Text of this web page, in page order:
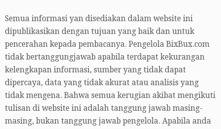
Semua informasi yan disediakan dalam website ini
dipublikasikan dengan tujuan yang baik dan untuk
pencerahan kepada pembacanya. Pengelola BixBux.com
tidak bertanggungjawab apabila terdapat kekurangan
kelengkapan informasi, sumber yang tidak dapat
dipercaya, data yang tidak akurat atau analisis yang
tidak mengena. Bahwa semua kerugian akibat mengikuti
tulisan di website ini adalah tanggung jawab masing-
masing, bukan tanggung jawab pengelola. Apabila anda